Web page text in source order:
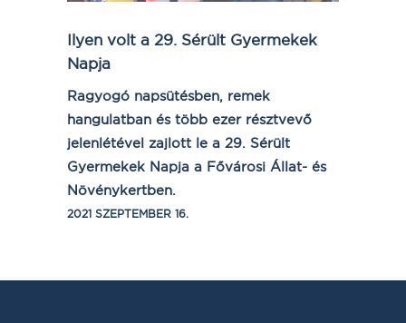
Ilyen volt a 29. Sérült Gyermekek
Napja
Ragyogó napsütésben, remek
hangulatban és több ezer résztvevő
jelenlétével zajlott le a 29. Sérült
Gyermekek Napja a Fővárosi Állat- és
Növénykertben.
2021 SZEPTEMBER 16.